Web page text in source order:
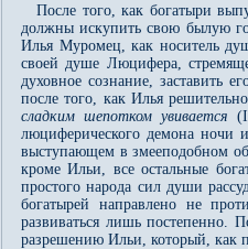
После того, как богатыри
должны искупить свою былую
Илья Муромец, как носитель
своей душе Люцифера,
духовное сознание, заставить
после того, как Илья
сладким шепотком увивается
люциферического демона ночи
выступающем в змееподобном
кроме Ильи, все остальные
простого народа сил души
богатырей направлено не
развиваться лишь постепенно.
разрешению Ильи, который, как